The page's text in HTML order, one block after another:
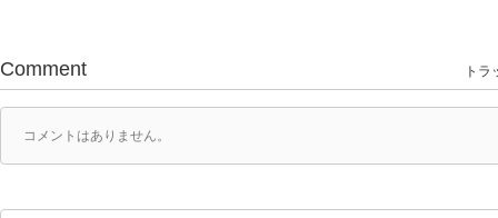
Comment トラ
コメントはありません。